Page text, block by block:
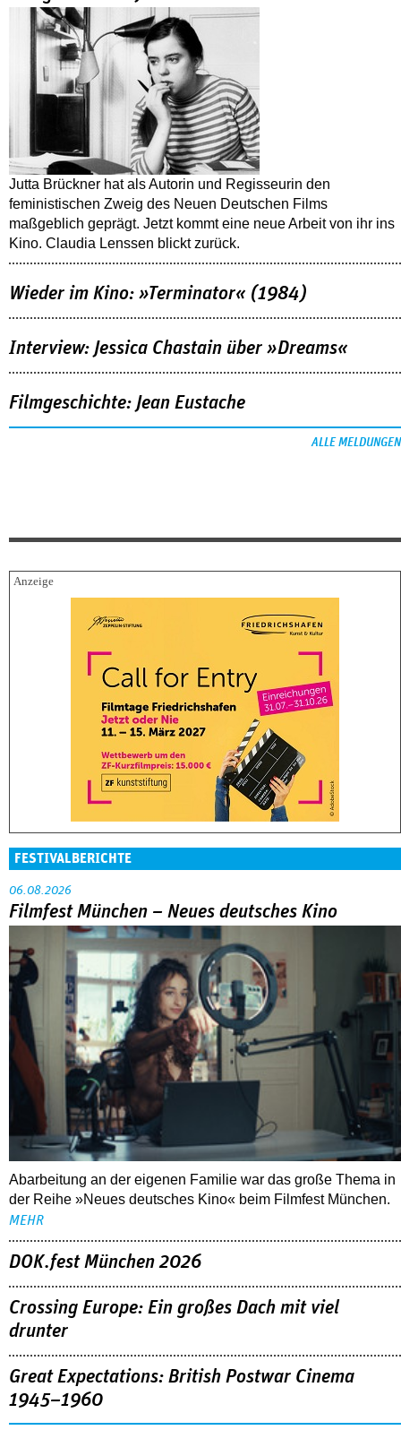
Jutta Brückner hat als Autorin und Regisseurin den
feministischen Zweig des Neuen Deutschen Films
maßgeblich geprägt. Jetzt kommt eine neue Arbeit von ihr ins
Kino. Claudia Lenssen blickt zurück.
Wieder im Kino: »Terminator« (1984)
Interview: Jessica Chastain über »Dreams«
Filmgeschichte: Jean Eustache
ALLE MELDUNGEN
FESTIVALBERICHTE
06.08.2026
Filmfest München – Neues deutsches Kino
Abarbeitung an der eigenen Familie war das große Thema in
der Reihe »Neues deutsches Kino« beim Filmfest München.
MEHR
DOK.fest München 2026
Crossing Europe: Ein großes Dach mit viel
drunter
Great Expectations: British Postwar Cinema
1945–1960